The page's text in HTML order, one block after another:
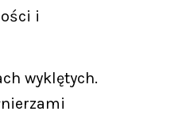
i
wyklętych.